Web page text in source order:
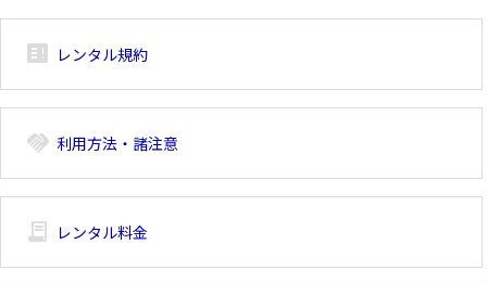
breaking_news_alt_1 レンタル規約
handshake 利用方法・諸注意
receipt_long レンタル料金